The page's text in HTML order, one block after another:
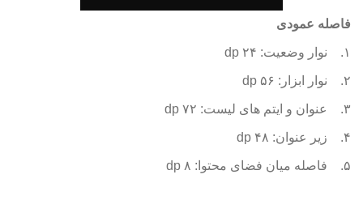
فاصله عمودی
۱. نوار وضعیت: ۲۴ dp
۲. نوار ابزار: ۵۶ dp
۳. عنوان و ایتم های لیست: ۷۲ dp
۴. زیر عنوان: ۴۸ dp
۵. فاصله میان فضای محتوا: ۸ dp